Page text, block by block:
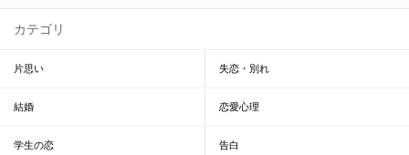
カテゴリ
片思い 失恋・別れ
結婚 恋愛心理
学生の恋 告白